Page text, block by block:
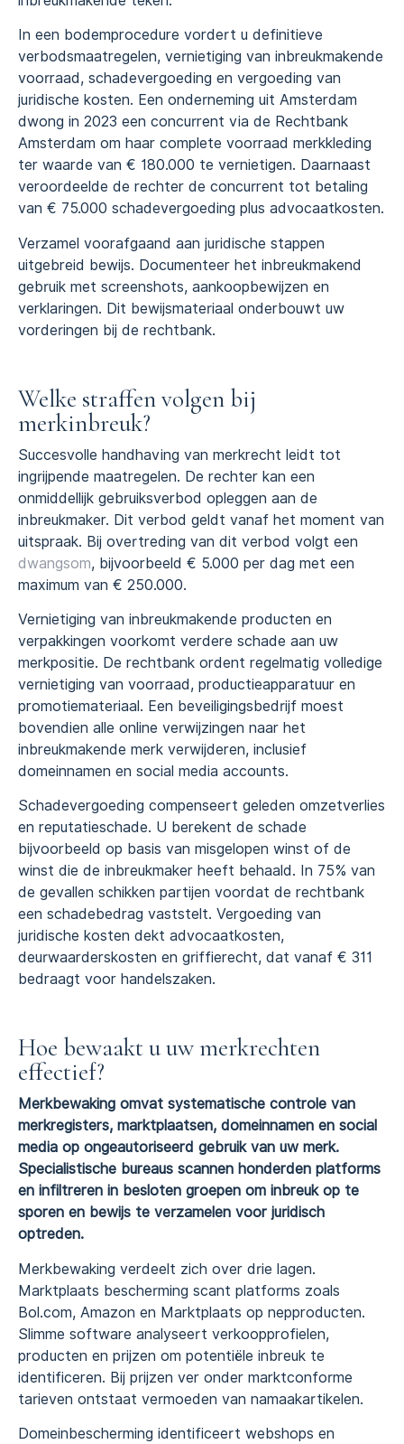
In een bodemprocedure vordert u definitieve
verbodsmaatregelen, vernietiging van inbreukmakende
voorraad, schadevergoeding en vergoeding van
juridische kosten. Een onderneming uit Amsterdam
dwong in 2023 een concurrent via de Rechtbank
Amsterdam om haar complete voorraad merkkleding
ter waarde van € 180.000 te vernietigen. Daarnaast
veroordeelde de rechter de concurrent tot betaling
van € 75.000 schadevergoeding plus advocaatkosten.
Verzamel voorafgaand aan juridische stappen
uitgebreid bewijs. Documenteer het inbreukmakend
gebruik met screenshots, aankoopbewijzen en
verklaringen. Dit bewijsmateriaal onderbouwt uw
vorderingen bij de rechtbank.
Welke straffen volgen bij
merkinbreuk?
Succesvolle handhaving van merkrecht leidt tot
ingrijpende maatregelen. De rechter kan een
onmiddellijk gebruiksverbod opleggen aan de
inbreukmaker. Dit verbod geldt vanaf het moment van
uitspraak. Bij overtreding van dit verbod volgt een
dwangsom, bijvoorbeeld € 5.000 per dag met een
maximum van € 250.000.
Vernietiging van inbreukmakende producten en
verpakkingen voorkomt verdere schade aan uw
merkpositie. De rechtbank ordent regelmatig volledige
vernietiging van voorraad, productieapparatuur en
promotiemateriaal. Een beveiligingsbedrijf moest
bovendien alle online verwijzingen naar het
inbreukmakende merk verwijderen, inclusief
domeinnamen en social media accounts.
Schadevergoeding compenseert geleden omzetverlies
en reputatieschade. U berekent de schade
bijvoorbeeld op basis van misgelopen winst of de
winst die de inbreukmaker heeft behaald. In 75% van
de gevallen schikken partijen voordat de rechtbank
een schadebedrag vaststelt. Vergoeding van
juridische kosten dekt advocaatkosten,
deurwaarderskosten en griffierecht, dat vanaf € 311
bedraagt voor handelszaken.
Hoe bewaakt u uw merkrechten
effectief?
Merkbewaking omvat systematische controle van
merkregisters, marktplaatsen, domeinnamen en social
media op ongeautoriseerd gebruik van uw merk.
Specialistische bureaus scannen honderden platforms
en infiltreren in besloten groepen om inbreuk op te
sporen en bewijs te verzamelen voor juridisch
optreden.
Merkbewaking verdeelt zich over drie lagen.
Marktplaats bescherming scant platforms zoals
Bol.com, Amazon en Marktplaats op nepproducten.
Slimme software analyseert verkoopprofielen,
producten en prijzen om potentiële inbreuk te
identificeren. Bij prijzen ver onder marktconforme
tarieven ontstaat vermoeden van namaakartikelen.
Domeinbescherming identificeert webshops en